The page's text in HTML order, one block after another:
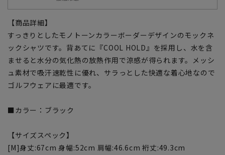
【商品詳細】
すっきりとしたモノトーンカラーボーダーデザインのモックネ
ックシャツです。背あてに『COOL HOLD』を採用し、水を含
ませると水分の気化熱の放熱作用で涼感が得られます。メッシ
ュ素材で吸汗速乾性に優れ、サラっとした快適な着心地なので
ゴルフウェアに最適です。
■カラー：ブラック
【サイズスペック】
[M]身丈:67cm 身幅:52cm 肩幅:46.6cm 裄丈:49.3cm